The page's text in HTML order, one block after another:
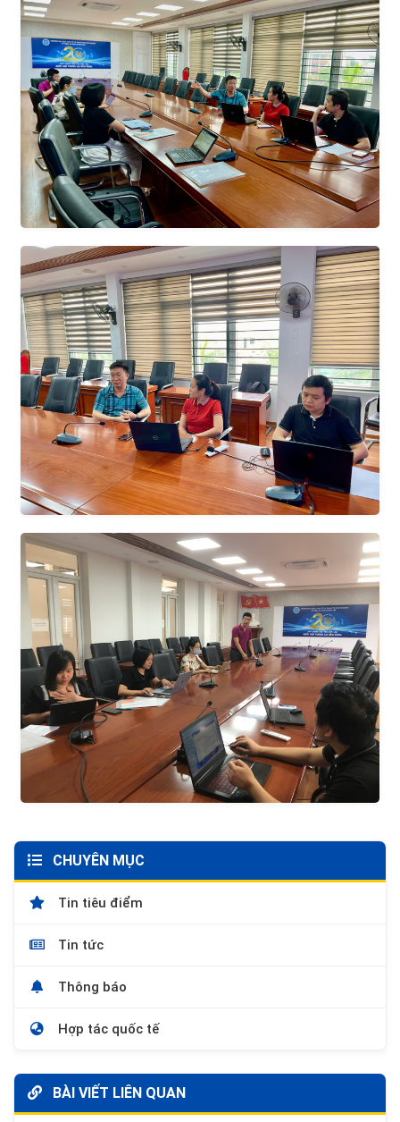
CHUYÊN MỤC
Tin tiêu điểm
Tin tức
Thông báo
Hợp tác quốc tế
BÀI VIẾT LIÊN QUAN